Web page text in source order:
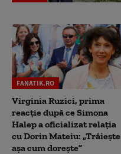
FANATIK.RO
Virginia Ruzici, prima
reacție după ce Simona
Halep a oficializat relația
cu Dorin Mateiu: „Trăiește
așa cum dorește”